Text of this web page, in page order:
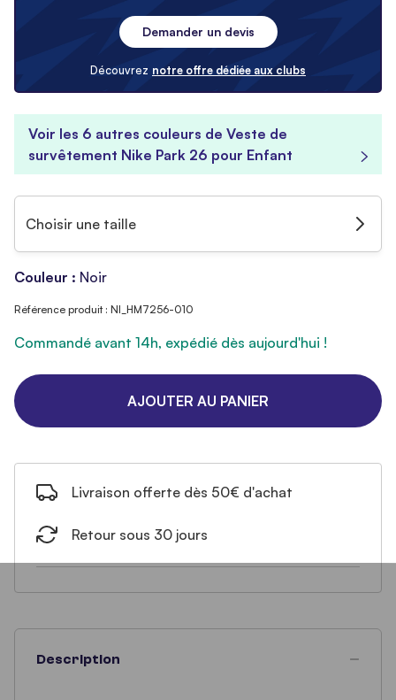
Demander un devis
Découvrez notre offre dédiée aux clubs
Voir les 6 autres couleurs de Veste de
survêtement Nike Park 26 pour Enfant
Choisir une taille
Couleur : Noir
Référence produit : NI_HM7256-010
Commandé avant 14h, expédié dès aujourd'hui !
AJOUTER AU PANIER
Livraison offerte dès 50€ d'achat
Retour sous 30 jours
Description